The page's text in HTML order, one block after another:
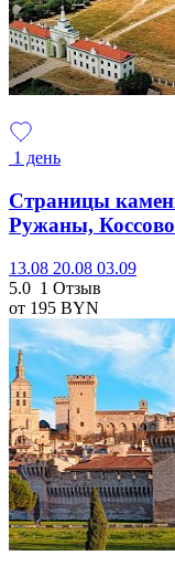
1 день
Страницы
Ружаны, Коссово
13.08 20.08 03.09
5.0 1 Отзыв
от 195 BYN